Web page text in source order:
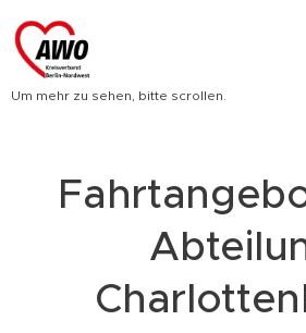
Um mehr zu sehen, bitte scrollen.